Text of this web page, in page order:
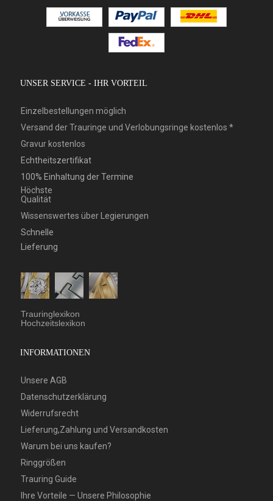
UNSER SERVICE - IHR VORTEIL
Einzelbestellungen möglich
Versand der Trauringe und Verlobungsringe kostenlos *
Gravur kostenlos
Echtheitszertifikat
100% Einhaltung der Termine
Höchste
Qualität
Wissenswertes über Legierungen
Schnelle
Lieferung
Trauringlexikon
Hochzeitslexikon
INFORMATIONEN
Unsere AGB
Datenschutzerklärung
Widerrufsrecht
Lieferung,Zahlung und Versandkosten
Warum bei uns kaufen?
Ringgrößen
Trauring Guide
Ihre Vorteile — Unsere Philosophie